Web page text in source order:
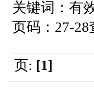
关键词：有
页码：27-28
页: [1]